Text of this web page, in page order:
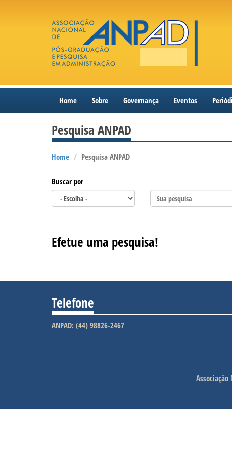
Home Sobre Governança Eventos
Pesquisa ANPAD
Home Pesquisa ANPAD
Buscar por
Efetue uma pesquisa!
Telefone
ANPAD: (44) 98826-2467
Associação